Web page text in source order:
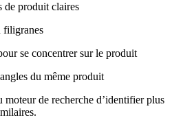
de produit claires
filigranes
se concentrer sur le produit
du même produit
moteur de recherche d’identifier plus